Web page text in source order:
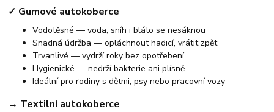
✓ Gumové autokoberce
Vodotěsné — voda, sníh i bláto se nesáknou
Snadná údržba — opláchnout hadicí, vrátit zpět
Trvanlivé — vydrží roky bez opotřebení
Hygienické — nedrží bakterie ani plísně
Ideální pro rodiny s dětmi, psy nebo pracovní vozy
→ Textilní autokoberce